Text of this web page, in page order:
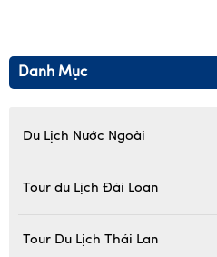
Danh Mục
Du Lịch Nước Ngoài
Tour du Lịch Đài Loan
Tour Du Lịch Thái Lan